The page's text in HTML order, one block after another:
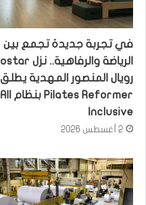
في تجربة جديدة تجمع بين
رويال المنصور المهدية يطلق
Pilates Reformer بنظام All
Inclusive
2 أغسطس 2026